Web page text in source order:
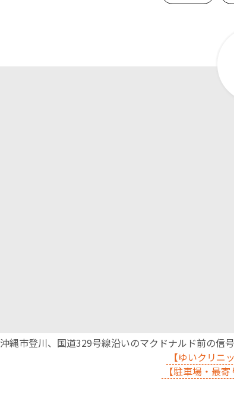
沖縄市登川、国道329号線沿いのマクドナルド前の信
【ゆいクリニ
【駐車場・最